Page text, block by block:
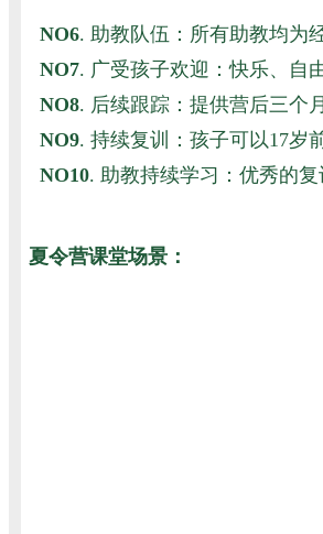
NO6. 助教队伍：所有助教均为
NO7. 广受孩子欢迎：快乐、自
NO8. 后续跟踪：提供营后三个
NO9. 持续复训：孩子可以17岁
NO10. 助教持续学习：优秀的
夏令营课堂场景：